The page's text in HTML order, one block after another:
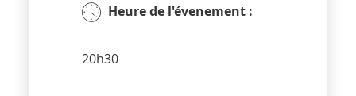
Heure de l'évenement :
20h30